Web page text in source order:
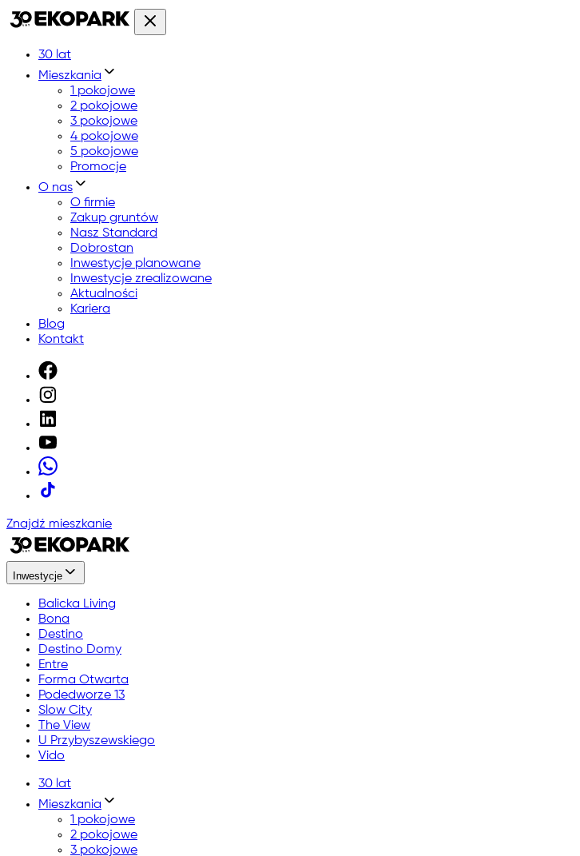
30 lat
Mieszkania
1 pokojowe
2 pokojowe
3 pokojowe
4 pokojowe
5 pokojowe
Promocje
O nas
O firmie
Zakup gruntów
Nasz Standard
Dobrostan
Inwestycje planowane
Inwestycje zrealizowane
Aktualności
Kariera
Blog
Kontakt
Znajdź mieszkanie
Inwestycje
Balicka Living
Bona
Destino
Destino Domy
Entre
Forma Otwarta
Podedworze 13
Slow City
The View
U Przybyszewskiego
Vido
30 lat
Mieszkania
1 pokojowe
2 pokojowe
3 pokojowe